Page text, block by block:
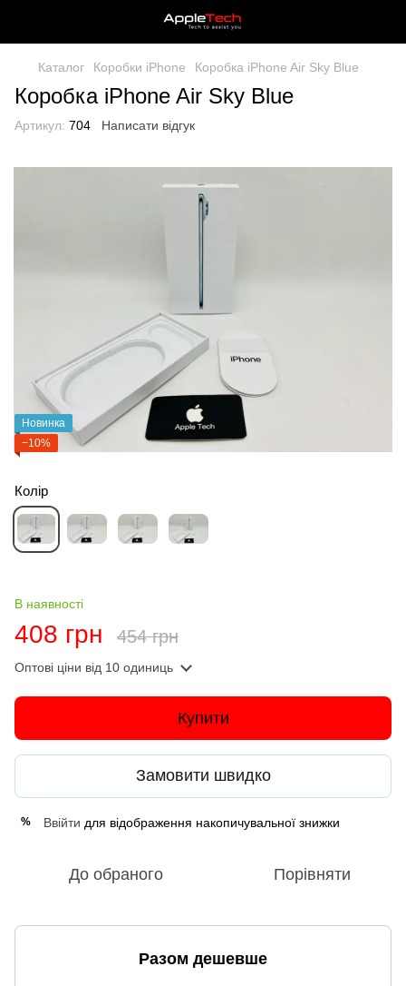
Каталог Коробки iPhone Коробка iPhone Air Sky Blue
Коробка iPhone Air Sky Blue
Артикул: 704 Написати відгук
Новинка
−10%
Колір
В наявності
408 грн 454 грн
Оптові ціни від 10 одиниць
Купити
Замовити швидко
% Ввійти для відображення накопичувальної знижки
До обраного Порівняти
Разом дешевше